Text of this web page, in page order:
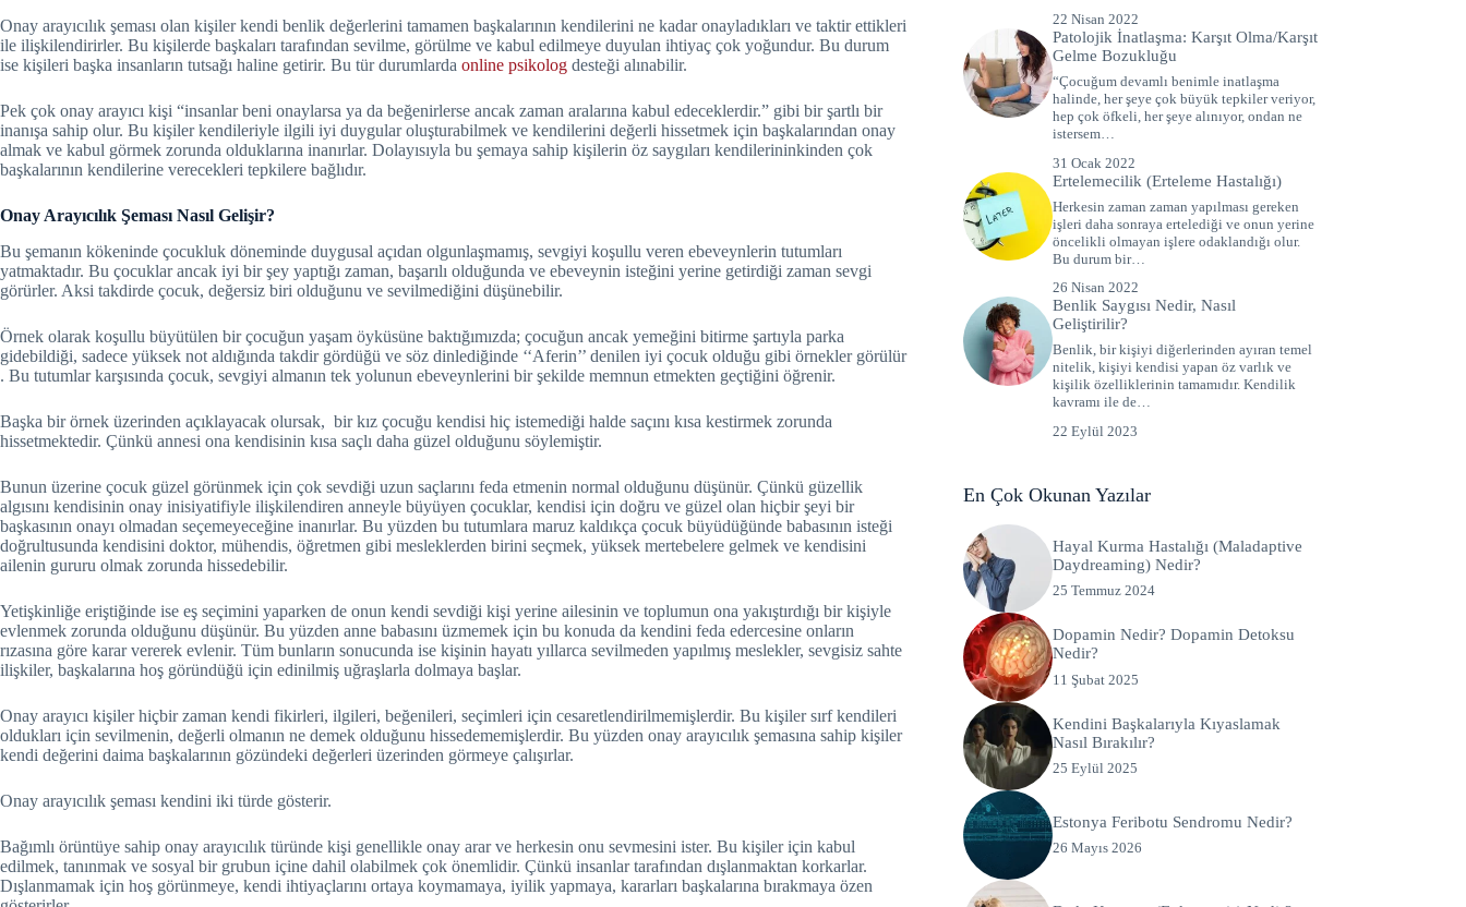
Onay arayıcılık şeması olan kişiler kendi benlik değerlerini tamamen başkalarının kendilerini ne kadar onayladıkları ve taktir ettikleri
ile ilişkilendirirler. Bu kişilerde başkaları tarafından sevilme, görülme ve kabul edilmeye duyulan ihtiyaç çok yoğundur. Bu durum
ise kişileri başka insanların tutsağı haline getirir. Bu tür durumlarda online psikolog desteği alınabilir.
Pek çok onay arayıcı kişi “insanlar beni onaylarsa ya da beğenirlerse ancak zaman aralarına kabul edeceklerdir.” gibi bir şartlı bir
inanışa sahip olur. Bu kişiler kendileriyle ilgili iyi duygular oluşturabilmek ve kendilerini değerli hissetmek için başkalarından onay
almak ve kabul görmek zorunda olduklarına inanırlar. Dolayısıyla bu şemaya sahip kişilerin öz saygıları kendilerininkinden çok
başkalarının kendilerine verecekleri tepkilere bağlıdır.
Onay Arayıcılık Şeması Nasıl Gelişir?
Bu şemanın kökeninde çocukluk döneminde duygusal açıdan olgunlaşmamış, sevgiyi koşullu veren ebeveynlerin tutumları
yatmaktadır. Bu çocuklar ancak iyi bir şey yaptığı zaman, başarılı olduğunda ve ebeveynin isteğini yerine getirdiği zaman sevgi
görürler. Aksi takdirde çocuk, değersiz biri olduğunu ve sevilmediğini düşünebilir.
Örnek olarak koşullu büyütülen bir çocuğun yaşam öyküsüne baktığımızda; çocuğun ancak yemeğini bitirme şartıyla parka
gidebildiği, sadece yüksek not aldığında takdir gördüğü ve söz dinlediğinde ‘‘Aferin’’ denilen iyi çocuk olduğu gibi örnekler görülür
. Bu tutumlar karşısında çocuk, sevgiyi almanın tek yolunun ebeveynlerini bir şekilde memnun etmekten geçtiğini öğrenir.
Başka bir örnek üzerinden açıklayacak olursak, bir kız çocuğu kendisi hiç istemediği halde saçını kısa kestirmek zorunda
hissetmektedir. Çünkü annesi ona kendisinin kısa saçlı daha güzel olduğunu söylemiştir.
Bunun üzerine çocuk güzel görünmek için çok sevdiği uzun saçlarını feda etmenin normal olduğunu düşünür. Çünkü güzellik
algısını kendisinin onay inisiyatifiyle ilişkilendiren anneyle büyüyen çocuklar, kendisi için doğru ve güzel olan hiçbir şeyi bir
başkasının onayı olmadan seçemeyeceğine inanırlar. Bu yüzden bu tutumlara maruz kaldıkça çocuk büyüdüğünde babasının isteği
doğrultusunda kendisini doktor, mühendis, öğretmen gibi mesleklerden birini seçmek, yüksek mertebelere gelmek ve kendisini
ailenin gururu olmak zorunda hissedebilir.
Yetişkinliğe eriştiğinde ise eş seçimini yaparken de onun kendi sevdiği kişi yerine ailesinin ve toplumun ona yakıştırdığı bir kişiyle
evlenmek zorunda olduğunu düşünür. Bu yüzden anne babasını üzmemek için bu konuda da kendini feda edercesine onların
rızasına göre karar vererek evlenir. Tüm bunların sonucunda ise kişinin hayatı yıllarca sevilmeden yapılmış meslekler, sevgisiz sahte
ilişkiler, başkalarına hoş göründüğü için edinilmiş uğraşlarla dolmaya başlar.
Onay arayıcı kişiler hiçbir zaman kendi fikirleri, ilgileri, beğenileri, seçimleri için cesaretlendirilmemişlerdir. Bu kişiler sırf kendileri
oldukları için sevilmenin, değerli olmanın ne demek olduğunu hissedememişlerdir. Bu yüzden onay arayıcılık şemasına sahip kişiler
kendi değerini daima başkalarının gözündeki değerleri üzerinden görmeye çalışırlar.
Onay arayıcılık şeması kendini iki türde gösterir.
Bağımlı örüntüye sahip onay arayıcılık türünde kişi genellikle onay arar ve herkesin onu sevmesini ister. Bu kişiler için kabul
edilmek, tanınmak ve sosyal bir grubun içine dahil olabilmek çok önemlidir. Çünkü insanlar tarafından dışlanmaktan korkarlar.
Dışlanmamak için hoş görünmeye, kendi ihtiyaçlarını ortaya koymamaya, iyilik yapmaya, kararları başkalarına bırakmaya özen
22 Nisan 2022
Patolojik İnatlaşma: Karşıt Olma/Karşıt
Gelme Bozukluğu
“Çocuğum devamlı benimle inatlaşma
halinde, her şeye çok büyük tepkiler veriyor,
hep çok öfkeli, her şeye alınıyor, ondan ne
istersem…
31 Ocak 2022
Ertelemecilik (Erteleme Hastalığı)
Herkesin zaman zaman yapılması gereken
işleri daha sonraya ertelediği ve onun yerine
öncelikli olmayan işlere odaklandığı olur.
Bu durum bir…
26 Nisan 2022
Benlik Saygısı Nedir, Nasıl
Geliştirilir?
Benlik, bir kişiyi diğerlerinden ayıran temel
nitelik, kişiyi kendisi yapan öz varlık ve
kişilik özelliklerinin tamamıdır. Kendilik
kavramı ile de…
22 Eylül 2023
En Çok Okunan Yazılar
Hayal Kurma Hastalığı (Maladaptive
Daydreaming) Nedir?
25 Temmuz 2024
Dopamin Nedir? Dopamin Detoksu
Nedir?
11 Şubat 2025
Kendini Başkalarıyla Kıyaslamak
Nasıl Bırakılır?
25 Eylül 2025
Estonya Feribotu Sendromu Nedir?
26 Mayıs 2026